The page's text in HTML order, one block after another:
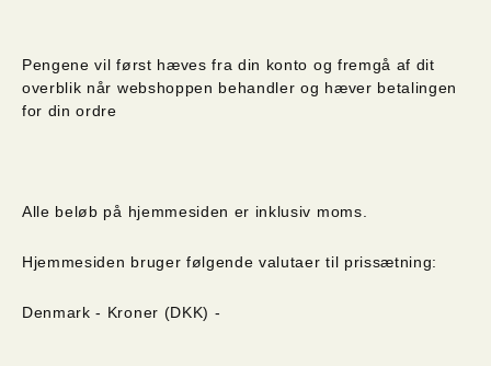
Pengene vil først hæves fra din konto og fremgå af dit
overblik når webshoppen behandler og hæver betalingen
for din ordre
Alle beløb på hjemmesiden er inklusiv moms.
Hjemmesiden bruger følgende valutaer til prissætning:
Denmark - Kroner (DKK) -